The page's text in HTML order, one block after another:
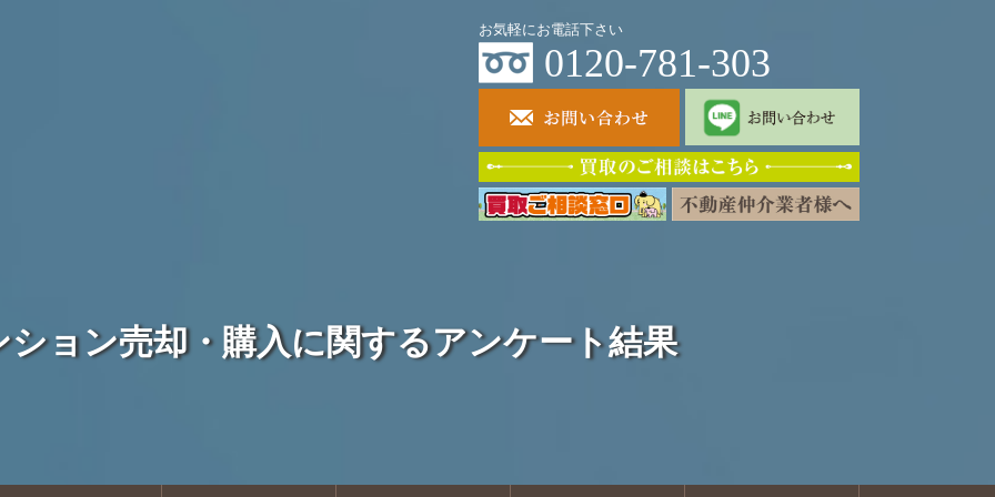
お気軽にお電話下さい
0120-781-303
ション売却・購入に関するアンケート結果